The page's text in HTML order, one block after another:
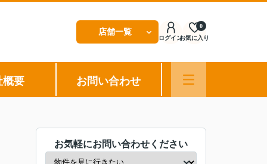
店舗一覧
ログインお気に入り
0
概要 お問い合わせ
お気軽にお問い合わせください